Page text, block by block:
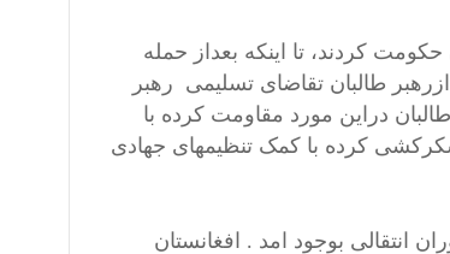
کردند، تا اینکه بعداز حمله
جهان توسط القاعده در یازده دسمبر 2001 ،امریکا ازرهبر طالبان تقاضای تسلیمی رهبر
دراین مورد مقاومت کرده با
کرده با کمک تنظیمهای جهادی
بوجود امد . افغانستان